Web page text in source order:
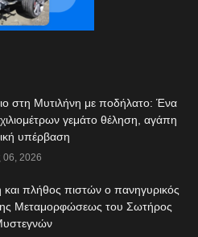
στη Μυτιλήνη με ποδήλατο: Ένα
χιλιομέτρων γεμάτο θέληση, αγάπη
υπέρβαση
06, 2026
και πλήθος πιστών ο πανηγυρικός
Μεταμορφώσεως του Σωτήρος